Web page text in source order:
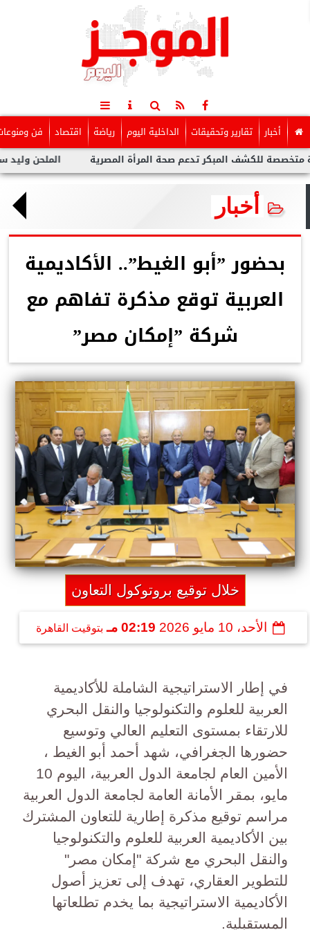
أخبار تقارير وتحقيقات الداخلية اليوم رياضة اقتصاد فن
الملحن وليد سعد : أزمة المبكر تدعم صحة المرأة المصرية
أخبار
بحضور ”أبو الغيط”.. الأكاديمية
العربية توقع مذكرة تفاهم مع
شركة ”إمكان مصر”
خلال توقيع بروتوكول التعاون
الأحد، 10 مايو 2026 02:19 مـ بتوقيت القاهرة
في إطار الاستراتيجية الشاملة للأكاديمية
العربية للعلوم والتكنولوجيا والنقل البحري
للارتقاء بمستوى التعليم العالي وتوسيع
حضورها الجغرافي، شهد أحمد أبو الغيط ،
الأمين العام لجامعة الدول العربية، اليوم 10
مايو، بمقر الأمانة العامة لجامعة الدول العربية
مراسم توقيع مذكرة إطارية للتعاون المشترك
بين الأكاديمية العربية للعلوم والتكنولوجيا
والنقل البحري مع شركة "إمكان مصر"
للتطوير العقاري، تهدف إلى تعزيز أصول
الأكاديمية الاستراتيجية بما يخدم تطلعاتها
المستقبلية.